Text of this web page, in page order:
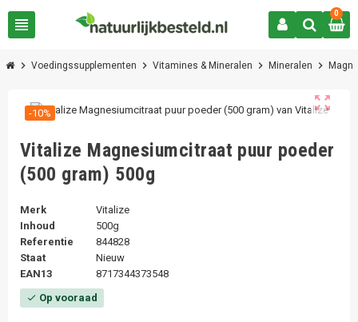
view_headline
0
chevron_right Voedingssupplementen chevron_right Vitamines & Mineralen chevron_right Mineralen chevron_right
zoom_out_map
-10%
Vitalize Magnesiumcitraat puur poeder
(500 gram) 500g
Merk
Vitalize
Inhoud
500g
Referentie
844828
Staat
Nieuw
EAN13
8717344373548
check Op vooraad